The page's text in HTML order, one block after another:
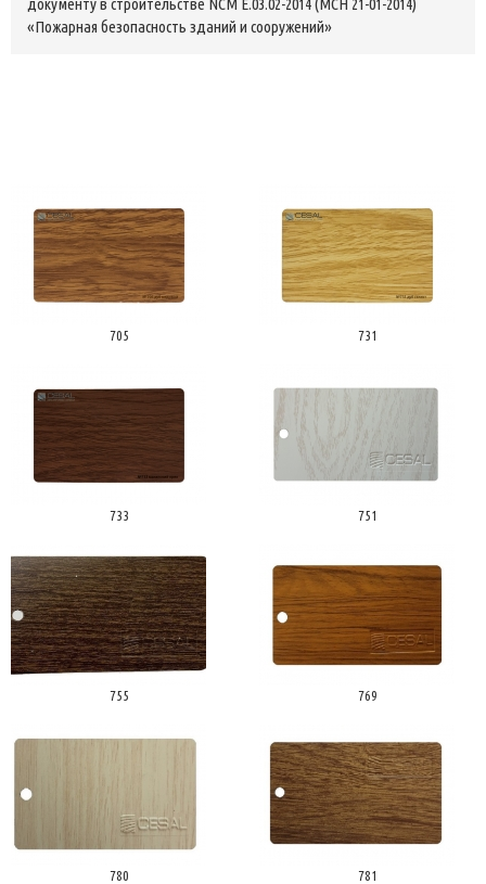
документу в строительстве NCM E.03.02-2014 (MCH 21-01-2014)
«Пожарная безопасность зданий и сооружений»
705 731
733 751
755 769
780 781